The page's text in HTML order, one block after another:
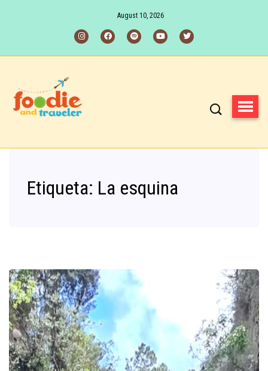
August 10, 2026
Etiqueta: La esquina